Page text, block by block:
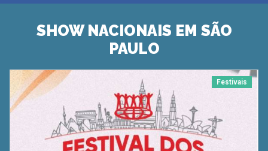
SHOW NACIONAIS EM SÃO
PAULO
Festivais